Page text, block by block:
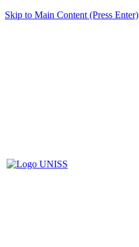
Skip to Main Content (Press Enter)